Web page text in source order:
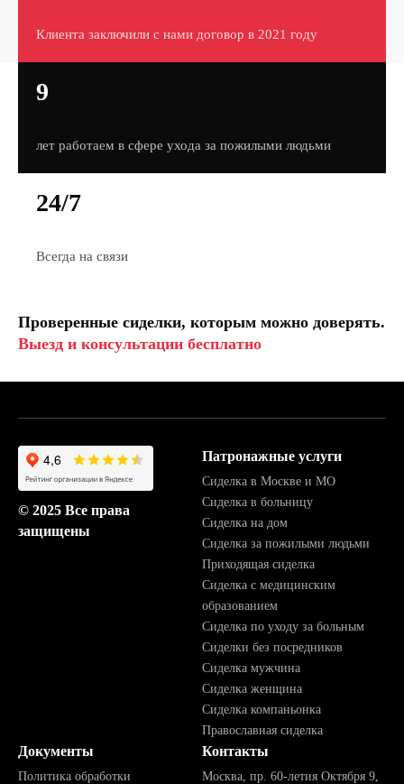
Клиента заключили с нами договор в 2021 году
9
лет работаем в сфере ухода за пожилыми людьми
24/7
Всегда на связи
Проверенные сиделки, которым можно доверять.
Выезд и консультации бесплатно
© 2025 Все права
защищены
Патронажные услуги
Сиделка в Москве и МО
Сиделка в больницу
Сиделка на дом
Сиделка за пожилыми людьми
Приходящая сиделка
Сиделка с медицинским
образованием
Сиделка по уходу за больным
Сиделки без посредников
Сиделка мужчина
Сиделка женщина
Сиделка компаньонка
Православная сиделка
Документы
Политика обработки
Контакты
Москва, пр. 60-летия Октября 9,